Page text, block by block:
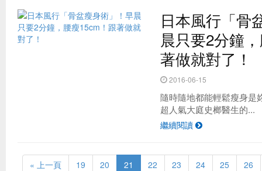
日本風行「骨
晨只要2分鐘
著做就對了！
2016-06-15
隨時隨地都能輕鬆瘦身是
超人氣大庭史榔醫生的...
繼續閱讀
« 上一頁 19 20 21 22 23 24 25 26